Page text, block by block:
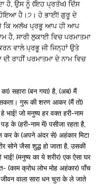
ਹੈ, ਉਸ ਨੂੰ (ਇਹ ਪ੍ਰਤੱਖ) ਦਿੱਸ
ਹੋਇਆ ਹੈ।੭। ਹੇ ਭਾਈ! ਗੁਰੂ ਦੇ
ਕਿ ਅਲੱਖ ਪ੍ਰਭੂ ਆਪ ਹੀ ਆਪ
ਹੈ, ਸਾਰੀ ਲੁਕਾਈ ਵਿਚ ਪਰਮਾਤਮਾ
ਵਾਲੇ ਪ੍ਰਭੂ ਜੀ ਜਿਨ੍ਹਾਂ ਉਤੇ
ਰਾਹੀਂ ਪਰਮਾਤਮਾ ਦੇ ਨਾਮ ਵਿਚ
का) सहारा (बन गया) है, (अब) मैं
गुरू की शरण आकर (मैं तो)
भाई! जो मनुष्य हर वक्त हरी-नाम
के (हरी-नाम में) पसीजा रहता है,
कर के (अपने अंदर से) अहंकार मिटा
सोने जैसा शुद्ध हो जाता है, उसकी
भाई! (मनुष्य का ये शरीर) एक ऐसा घर
(काम क्रोध लोभ मोह अहंकार) पाँच
वाला सारा धन चुरा के ले जाते